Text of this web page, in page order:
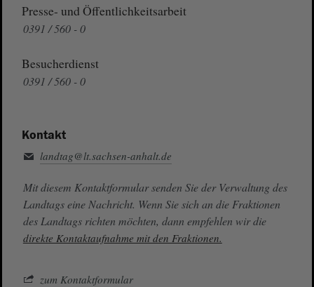
Presse- und Öffentlichkeitsarbeit
0391 / 560 - 0
Besucherdienst
0391 / 560 - 0
Kontakt
landtag@lt.sachsen-anhalt.de
Mit diesem Kontaktformular senden Sie der Verwaltung des
Landtags eine Nachricht. Wenn Sie sich an die Fraktionen
des Landtags richten möchten, dann empfehlen wir die
direkte Kontaktaufnahme mit den Fraktionen.
zum Kontaktformular